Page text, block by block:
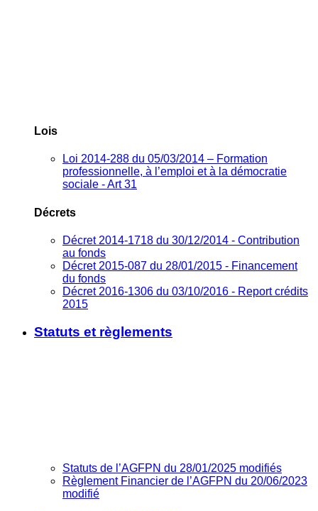
Lois
Loi 2014-288 du 05/03/2014 – Formation
professionnelle, à l’emploi et à la démocratie
sociale - Art 31
Décrets
Décret 2014-1718 du 30/12/2014 - Contribution
au fonds
Décret 2015-087 du 28/01/2015 - Financement
du fonds
Décret 2016-1306 du 03/10/2016 - Report crédits
2015
Statuts et règlements
Statuts de l’AGFPN du 28/01/2025 modifiés
Règlement Financier de l’AGFPN du 20/06/2023
modifié